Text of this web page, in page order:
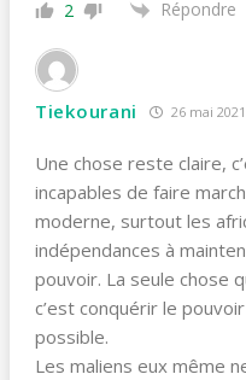
2 Répondre
Tiekourani 26 mai
Une chose reste claire,
incapables de faire
moderne, surtout les
indépendances à
pouvoir. La seule chose
c’est conquérir le
possible.
Les maliens eux même